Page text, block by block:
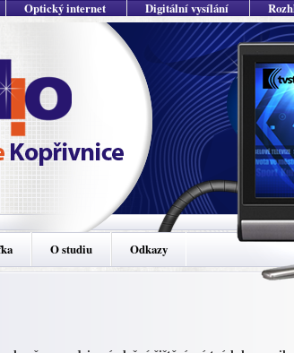
Optický internet Digitální vysílání
O studiu Odkazy